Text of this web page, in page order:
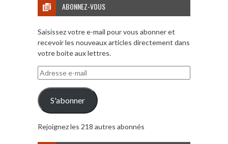
ABONNEZ-VOUS
Saisissez votre e-mail pour vous abonner et
recevoir les nouveaux articles directement dans
votre boite aux lettres.
Adresse
e-
mail
S'abonner
Rejoignez les 218 autres abonnés